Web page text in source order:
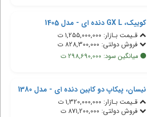
کوییک، GX L دنده ای - مدل 1405
قـیمت بـازار: 1,255,000,000 ت
فروش دولتی: 828,300,000 ت
میانگین سود: 298,690,000 ت
نیسان، پیکاپ دو کابین دنده ای - مدل 1380
قـیمت بـازار: 1,320,000,000 ت
فروش دولتی: 871,200,000 ت